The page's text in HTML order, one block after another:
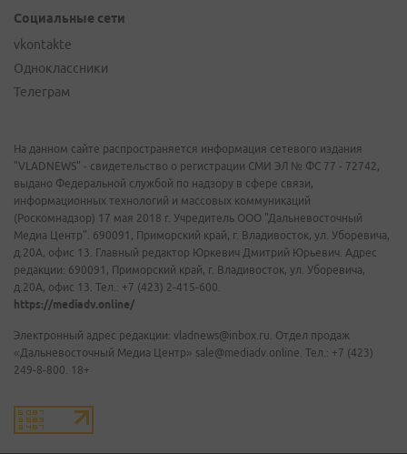
Социальные сети
vkontakte
Одноклассники
Телеграм
На данном сайте распространяется информация сетевого издания
"VLADNEWS" - свидетельство о регистрации СМИ ЭЛ № ФС 77 - 72742,
выдано Федеральной службой по надзору в сфере связи,
информационных технологий и массовых коммуникаций
(Роскомнадзор) 17 мая 2018 г. Учредитель ООО "Дальневосточный
Медиа Центр". 690091, Приморский край, г. Владивосток, ул. Уборевича,
д.20А, офис 13. Главный редактор Юркевич Дмитрий Юрьевич. Адрес
редакции: 690091, Приморский край, г. Владивосток, ул. Уборевича,
д.20А, офис 13. Тел.: +7 (423) 2-415-600.
https://mediadv.online/
Электронный адрес редакции: vladnews@inbox.ru. Отдел продаж
«Дальневосточный Медиа Центр» sale@mediadv.online. Тел.: +7 (423)
249-8-800. 18+